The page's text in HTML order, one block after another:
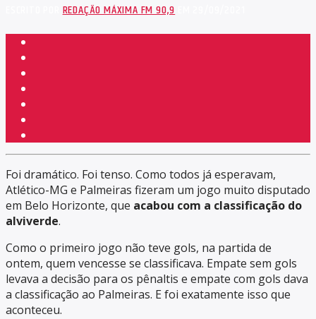
ESCRITO PORREDAÇÃO MÁXIMA FM 90,9EM 29/09/2021
Foi dramático. Foi tenso. Como todos já esperavam,
Atlético-MG e Palmeiras fizeram um jogo muito disputado
em Belo Horizonte, que acabou com a classificação do
alviverde.
Como o primeiro jogo não teve gols, na partida de
ontem, quem vencesse se classificava. Empate sem gols
levava a decisão para os pênaltis e empate com gols dava
a classificação ao Palmeiras. E foi exatamente isso que
aconteceu.